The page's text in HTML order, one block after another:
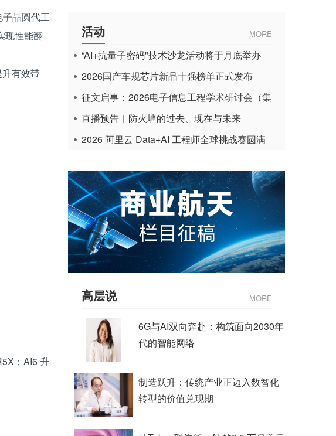
子晶圆代工
现性能翻
有效带
；AI6 升
活动 MORE
“AI+抗量子密码"技术沙龙活动将于月底举办
2026国产车规芯片新品十强榜单正式发布
征文启事：2026电子信息工程学术研讨会（集
成电路应用杂志）
直播预告｜防火墙的过去、现在与未来
2026 阿里云 Data+AI 工程师全球挑战赛圆满
高层说 MORE
6G与AI双向奔赴：构筑面向2030年
代的智能网络
制造跃升：传统产业正迈入数智化
转型的价值兑现期